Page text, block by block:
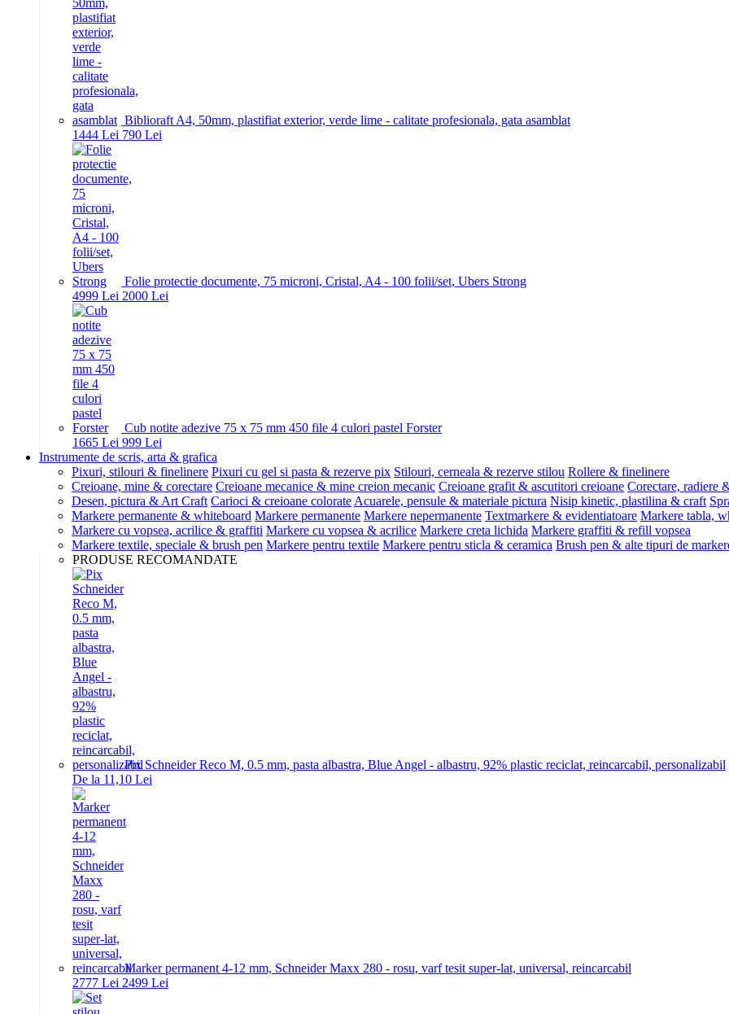
Biblioraft A4, 50mm, plastifiat exterior, verde lime - calitate profesionala, gata asamblat
1444 Lei 790 Lei
Folie protectie documente, 75 microni, Cristal, A4 - 100 folii/set, Ubers Strong
4999 Lei 2000 Lei
Cub notite adezive 75 x 75 mm 450 file 4 culori pastel Forster
1665 Lei 999 Lei
Instrumente de scris, arta & grafica
Pixuri, stilouri & finelinere Pixuri cu gel si pasta & rezerve pix Stilouri, cerneala & rezerve stilou Rollere & finelinere
Creioane, mine & corectare Creioane mecanice & mine creion mecanic Creioane grafit & ascutitori creioane Corectare, radiere
Desen, pictura & Art Craft Carioci & creioane colorate Acuarele, pensule & materiale pictura Nisip kinetic, plastilina & craft
Markere permanente & whiteboard Markere permanente Markere nepermanente Textmarkere & evidentiatoare Markere tabla,
Markere cu vopsea, acrilice & graffiti Markere cu vopsea & acrilice Markere creta lichida Markere graffiti & refill vopsea
Markere textile, speciale & brush pen Markere pentru textile Markere pentru sticla & ceramica Brush pen & alte tipuri de
PRODUSE RECOMANDATE
Pix Schneider Reco M, 0.5 mm, pasta albastra, Blue Angel - albastru, 92% plastic reciclat, reincarcabil, personalizabil
De la 11,10 Lei
Marker permanent 4-12 mm, Schneider Maxx 280 - rosu, varf tesit super-lat, universal, reincarcabil
2777 Lei 2499 Lei